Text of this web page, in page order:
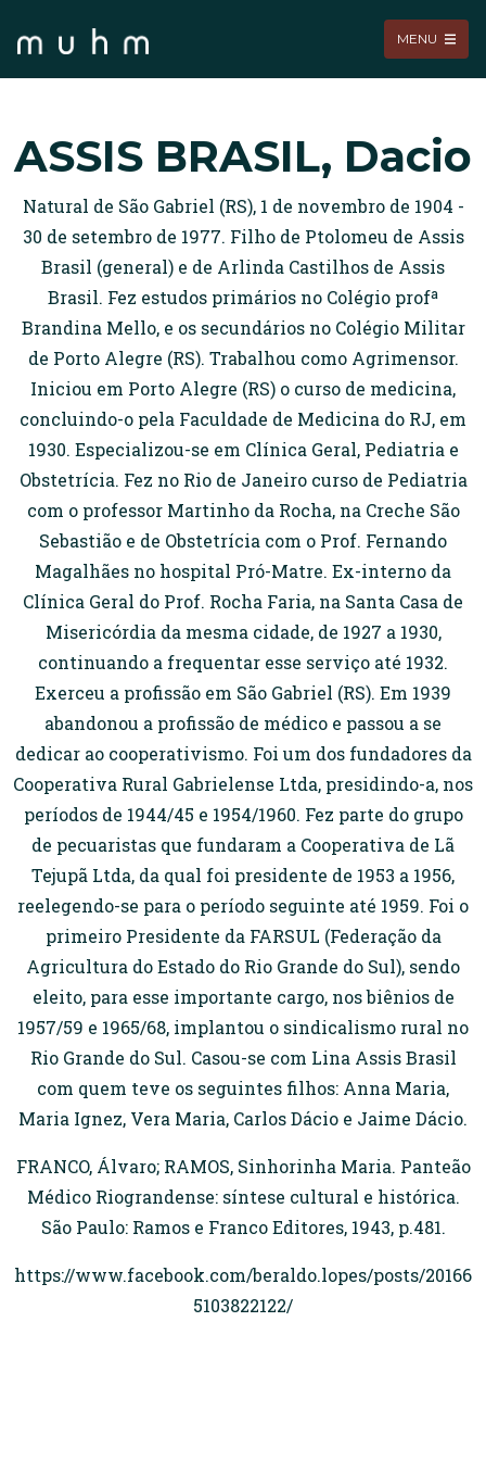
MENU
ASSIS BRASIL, Dacio
Natural de São Gabriel (RS), 1 de novembro de 1904 -
30 de setembro de 1977. Filho de Ptolomeu de Assis
Brasil (general) e de Arlinda Castilhos de Assis
Brasil. Fez estudos primários no Colégio profª
Brandina Mello, e os secundários no Colégio Militar
de Porto Alegre (RS). Trabalhou como Agrimensor.
Iniciou em Porto Alegre (RS) o curso de medicina,
concluindo-o pela Faculdade de Medicina do RJ, em
1930. Especializou-se em Clínica Geral, Pediatria e
Obstetrícia. Fez no Rio de Janeiro curso de Pediatria
com o professor Martinho da Rocha, na Creche São
Sebastião e de Obstetrícia com o Prof. Fernando
Magalhães no hospital Pró-Matre. Ex-interno da
Clínica Geral do Prof. Rocha Faria, na Santa Casa de
Misericórdia da mesma cidade, de 1927 a 1930,
continuando a frequentar esse serviço até 1932.
Exerceu a profissão em São Gabriel (RS). Em 1939
abandonou a profissão de médico e passou a se
dedicar ao cooperativismo. Foi um dos fundadores da
Cooperativa Rural Gabrielense Ltda, presidindo-a, nos
períodos de 1944/45 e 1954/1960. Fez parte do grupo
de pecuaristas que fundaram a Cooperativa de Lã
Tejupã Ltda, da qual foi presidente de 1953 a 1956,
reelegendo-se para o período seguinte até 1959. Foi o
primeiro Presidente da FARSUL (Federação da
Agricultura do Estado do Rio Grande do Sul), sendo
eleito, para esse importante cargo, nos biênios de
1957/59 e 1965/68, implantou o sindicalismo rural no
Rio Grande do Sul. Casou-se com Lina Assis Brasil
com quem teve os seguintes filhos: Anna Maria,
Maria Ignez, Vera Maria, Carlos Dácio e Jaime Dácio.
FRANCO, Álvaro; RAMOS, Sinhorinha Maria. Panteão
Médico Riograndense: síntese cultural e histórica.
São Paulo: Ramos e Franco Editores, 1943, p.481.
https://www.facebook.com/beraldo.lopes/posts/20166
5103822122/